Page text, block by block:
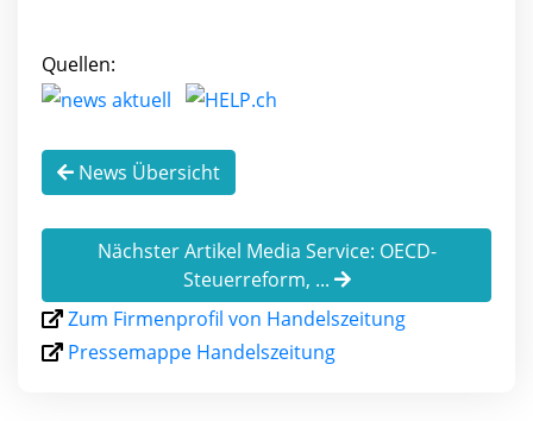
Quellen:
News Übersicht
Nächster Artikel Media Service: OECD-
Steuerreform, ...
Zum Firmenprofil von Handelszeitung
Pressemappe Handelszeitung